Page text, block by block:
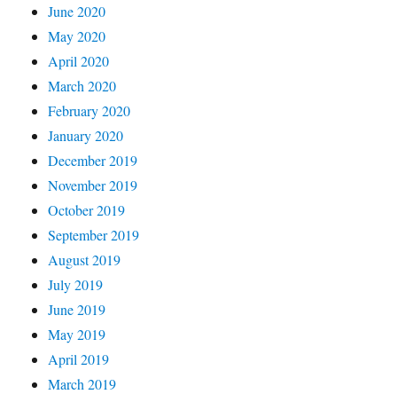
June 2020
May 2020
April 2020
March 2020
February 2020
January 2020
December 2019
November 2019
October 2019
September 2019
August 2019
July 2019
June 2019
May 2019
April 2019
March 2019